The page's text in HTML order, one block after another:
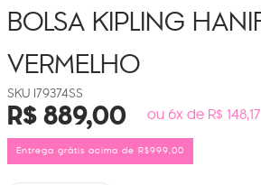
BOLSA KIPLING
VERMELHO
I79374SS
R$889,00 ou 6x de R$ 148,17
Entrega grátis acima de R$999,00